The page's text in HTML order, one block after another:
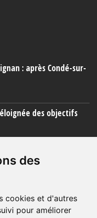
des
cookies et d'autres
pour améliorer
: après Condé-sur-
des objectifs
totale »